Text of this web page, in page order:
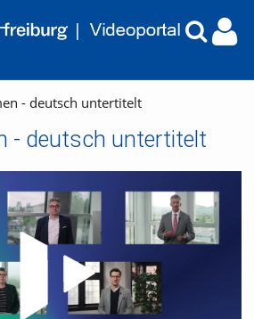
- deutsch untertitelt
- deutsch untertitelt